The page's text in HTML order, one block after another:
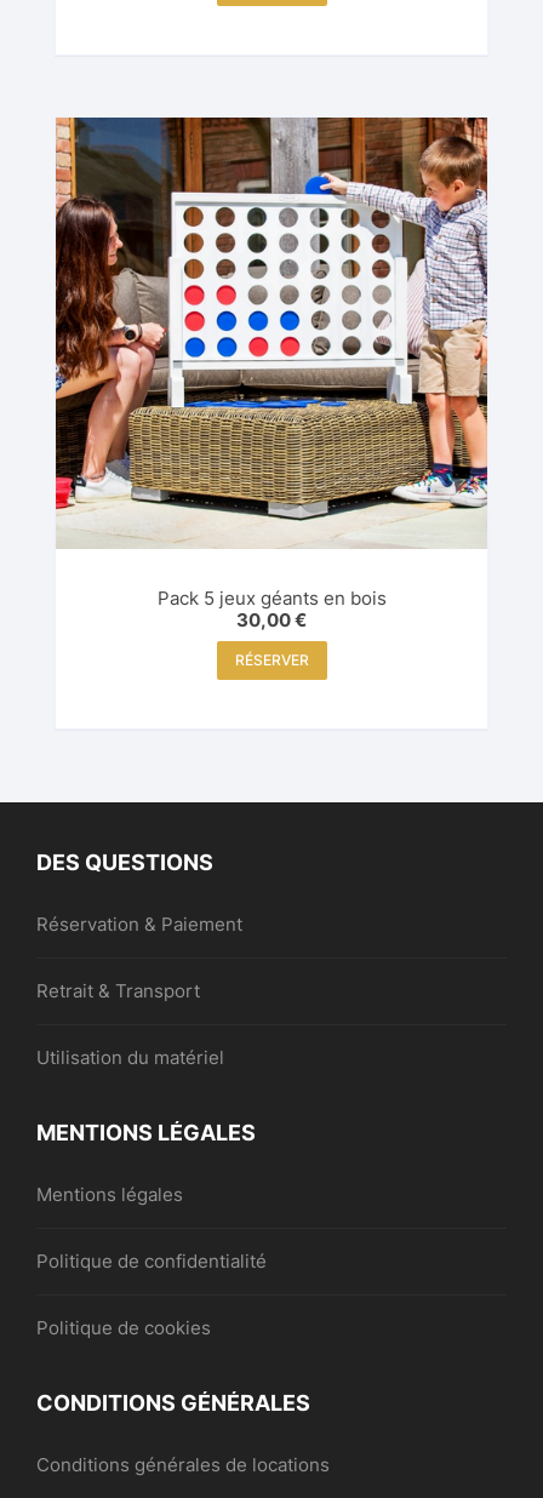
Pack 5 jeux géants en bois
30,00€
RÉSERVER
DES QUESTIONS
Réservation & Paiement
Retrait & Transport
Utilisation du matériel
MENTIONS LÉGALES
Mentions légales
Politique de confidentialité
Politique de cookies
CONDITIONS GÉNÉRALES
Conditions générales de locations